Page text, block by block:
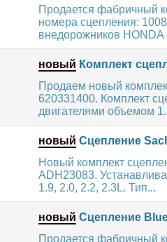
Продается фабричный
номера сцепления:
внедорожников HONDA
новый Комплект
Продаем новый
620331400. Комплект
двигателями объемом
новый Сцепление
Новый комплект
ADH23083.
1.9, 2.0, 2.2, 2.3L. Тип...
новый Сцепление
Продается фабричный